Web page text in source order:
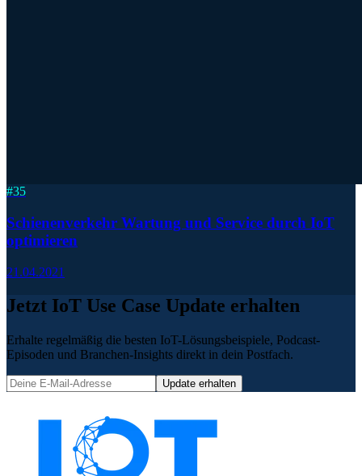
#35
Schienenverkehr Wartung und Service durch IoT
optimieren
21.04.2021
Jetzt IoT Use Case Update erhalten
Erhalte regelmäßig die besten IoT-Lösungsbeispiele, Podcast-
Episoden und Branchen-Insights direkt in dein Postfach.
Update erhalten